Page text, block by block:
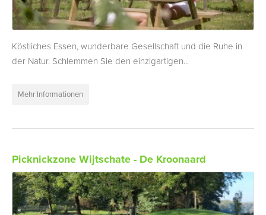
Köstliches Essen, wunderbare Gesellschaft und die Ruhe in
der Natur. Schlemmen Sie den einzigartigen...
Mehr Informationen
Picknickzone Wijtschate - De Kroonaard